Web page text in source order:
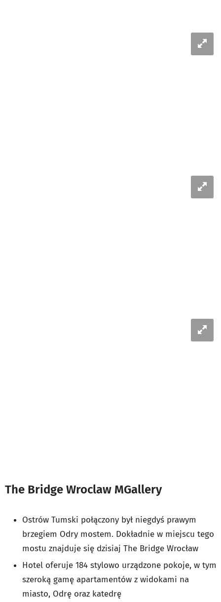
The Bridge Wroclaw MGallery
Ostrów Tumski połączony był niegdyś prawym
brzegiem Odry mostem. Dokładnie w miejscu tego
mostu znajduje się dzisiaj The Bridge Wrocław
Hotel oferuje 184 stylowo urządzone pokoje, w tym
szeroką gamę apartamentów z widokami na
miasto, Odrę oraz katedrę